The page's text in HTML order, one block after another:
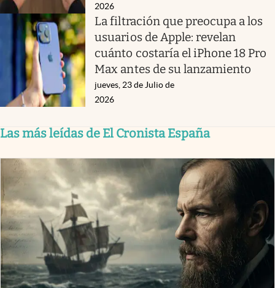
2026
La filtración que preocupa a los
usuarios de Apple: revelan
cuánto costaría el iPhone 18 Pro
Max antes de su lanzamiento
jueves, 23 de Julio de
2026
Las más leídas de El Cronista España